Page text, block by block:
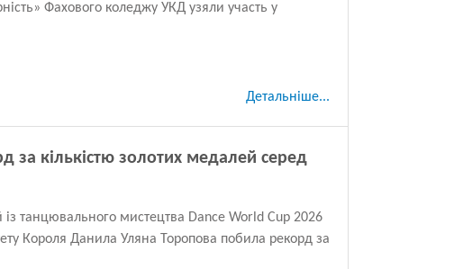
Фахового коледжу УКД узяли участь у
Детальніше...
за кількістю золотих медалей серед
танцювального мистецтва Dance World Cup 2026
Короля Данила Уляна Торопова побила рекорд за